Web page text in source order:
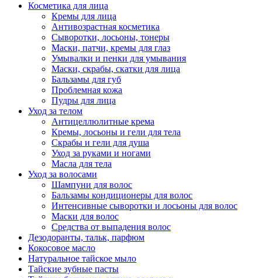
Косметика для лица
Кремы для лица
Антивозрастная косметика
Сыворотки, лосьоны, тонеры
Маски, патчи, кремы для глаз
Умывалки и пенки для умывания
Маски, скрабы, скатки для лица
Бальзамы для губ
Проблемная кожа
Пудры для лица
Уход за телом
Антицеллюлитные крема
Кремы, лосьоны и гели для тела
Скрабы и гели для душа
Уход за руками и ногами
Масла для тела
Уход за волосами
Шампуни для волос
Бальзамы кондиционеры для волос
Интенсивные сыворотки и лосьоны для волос
Маски для волос
Средства от выпадения волос
Дезодоранты, тальк, парфюм
Кокосовое масло
Натуральное тайское мыло
Тайские зубные пасты